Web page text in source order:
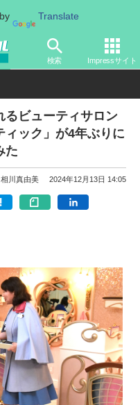
Translate
検索 Impressサイト
ディズニーリゾート
るビューティサロン
ィック」が4年ぶりに
た
相川真由美 2024年12月13日 14:05